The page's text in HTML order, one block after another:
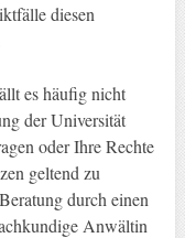
diesen
es häufig nicht
der Universität
oder Ihre Rechte
geltend zu
durch einen
Anwältin